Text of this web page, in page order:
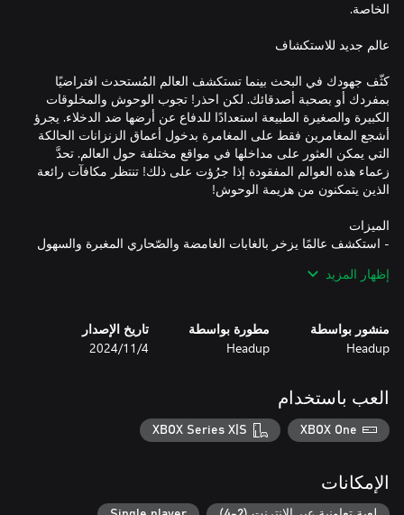
كثّف جهودك في البحث بينما تستكشف العالم المُستحدث افتراضيًا
بمفردك أو بصحبة أصدقائك. لكن احذر! تجوب الوحوش والمخلوقات
الكبيرة والصغيرة الطبيعة استعدادًا للدفاع عن أرضها ضد الدخلاء. يجرؤ
أشجع المغامرين فقط على المغامرة بدخول أعماق الزنزانات الحالكة
التي يمكن العثور على مداخلها في مواقع مختلفة حول العالم. تحدَّ
زعماء هذه العوالم المفقودة إذا جرُؤت على ذلك! تنتظر مكافآت رائعة
- استكشف عالمًا يزخر بالغابات الغامضة والصّحاري المغبرة والسهول
- اجمع موارد مختلفة واكتشف وصفات جديدة لتصنيع مئات العناصر.
من الأسلحة القوية والدروع المماثلة إلى مواد البناء وعناصر الزينة:
- انغمس في الزنزانات القديمة المنسية وحارب الزعماء البغيضين
إظهار المزيد
منشور بواسطة
Headup
مطورة بواسطة
Headup
تاريخ الإصدار
4‏/11‏/2024
العب باستخدام
XBOX One
XBOX Series X|S
الإمكانات